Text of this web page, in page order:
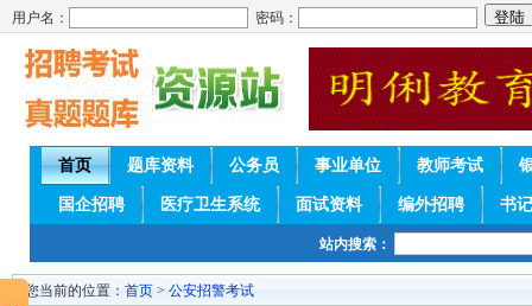
用户名： 密码：
首页 题库资料 公务员 事业单位 教师考试
国企招聘 医疗卫生系统 面试资料 编外招聘 书
站内搜索：
您当前的位置： 首页 > 公安招警考试